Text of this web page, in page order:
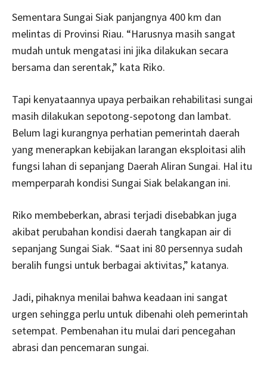
Sementara Sungai Siak panjangnya 400 km dan
melintas di Provinsi Riau. “Harusnya masih sangat
mudah untuk mengatasi ini jika dilakukan secara
bersama dan serentak,” kata Riko.
Tapi kenyataannya upaya perbaikan rehabilitasi sungai
masih dilakukan sepotong-sepotong dan lambat.
Belum lagi kurangnya perhatian pemerintah daerah
yang menerapkan kebijakan larangan eksploitasi alih
fungsi lahan di sepanjang Daerah Aliran Sungai. Hal itu
memperparah kondisi Sungai Siak belakangan ini.
Riko membeberkan, abrasi terjadi disebabkan juga
akibat perubahan kondisi daerah tangkapan air di
sepanjang Sungai Siak. “Saat ini 80 persennya sudah
beralih fungsi untuk berbagai aktivitas,” katanya.
Jadi, pihaknya menilai bahwa keadaan ini sangat
urgen sehingga perlu untuk dibenahi oleh pemerintah
setempat. Pembenahan itu mulai dari pencegahan
abrasi dan pencemaran sungai.